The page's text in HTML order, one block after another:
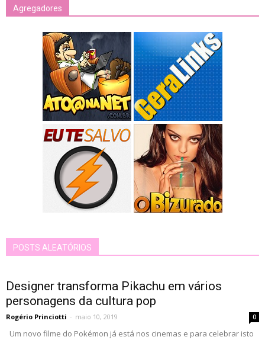
Agregadores
POSTS ALEATÓRIOS
Designer transforma Pikachu em vários
personagens da cultura pop
Rogério Princiotti - maio 10, 2019 0
Um novo filme do Pokémon já está nos cinemas e para celebrar isto